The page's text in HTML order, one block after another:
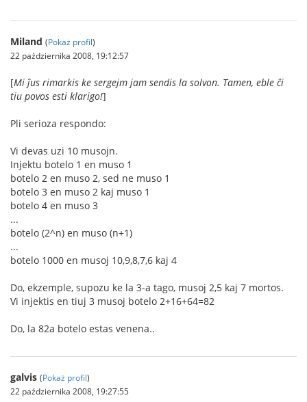
Miland (Pokaż profil)
22 października 2008, 19:12:57
[Mi ĵus rimarkis ke sergejm jam sendis la solvon. Tamen, eble ĉi
tiu povos esti klarigo!]
Pli serioza respondo:
Vi devas uzi 10 musojn.
Injektu botelo 1 en muso 1
botelo 2 en muso 2, sed ne muso 1
botelo 3 en muso 2 kaj muso 1
botelo 4 en muso 3
...
botelo (2^n) en muso (n+1)
...
botelo 1000 en musoj 10,9,8,7,6 kaj 4
Do, ekzemple, supozu ke la 3-a tago, musoj 2,5 kaj 7 mortos.
Vi injektis en tiuj 3 musoj botelo 2+16+64=82
Do, la 82a botelo estas venena..
galvis (Pokaż profil)
22 października 2008, 19:27:55